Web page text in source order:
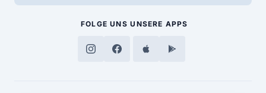
FOLGE UNS UNSERE APPS